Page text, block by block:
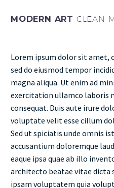
MODERN ART CLEAN
Lorem ipsum dolor sit amet,
sed do eiusmod tempor
magna aliqua. Ut enim ad
exercitation ullamco laboris
consequat. Duis aute irure
voluptate velit esse cillum
Sed ut spiciatis unde omnis
accusantium doloremque
eaque ipsa quae ab illo
architecto beatae vitae dicta
ipsam voluptatem quia